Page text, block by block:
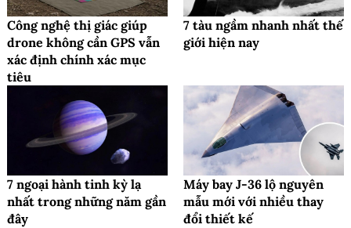
Công nghệ thị giác giúp
drone không cần GPS vẫn
xác định chính xác mục
tiêu
7 tàu ngầm nhanh nhất thế
giới hiện nay
7 ngoại hành tinh kỳ lạ
nhất trong những năm gần
đây
Máy bay J-36 lộ nguyên
mẫu mới với nhiều thay
đổi thiết kế